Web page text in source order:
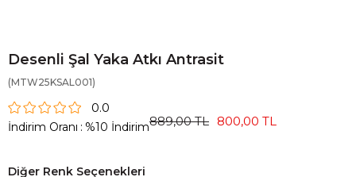
Desenli Şal Yaka Atkı Antrasit
(MTW25KSAL001)
0.0
İndirim Oranı : %10 İndirim889,00 TL 800,00 TL
Diğer Renk Seçenekleri